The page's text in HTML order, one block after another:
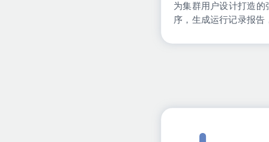
为集群用户设计打造
序，生成运行记录报